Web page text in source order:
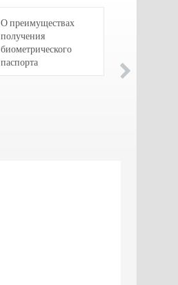
О преимуществах
получения
биометрического
паспорта